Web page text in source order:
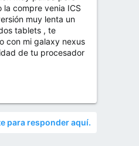
compre venia ICS
muy lenta un
tablets , te
con mi galaxy nexus
de tu procesador
para responder aquí.